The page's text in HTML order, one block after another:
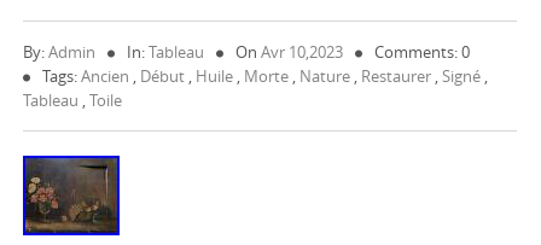
By:Admin In:Tableau OnAvr 10,2023
Comments: 0
Tags:Ancien , Début , Huile , Morte , Nature , Restaurer ,Signé ,
Tableau ,Toile